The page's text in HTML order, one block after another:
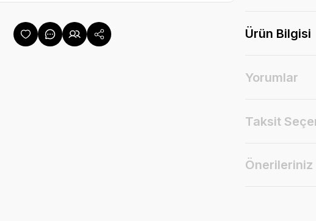
Ürün Bilgisi
Yorumlar
Taksit
Önerileriniz